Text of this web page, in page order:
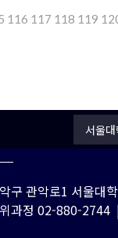
116 117 118 119
서울
구 관악로1 서울대
과정 02-880-